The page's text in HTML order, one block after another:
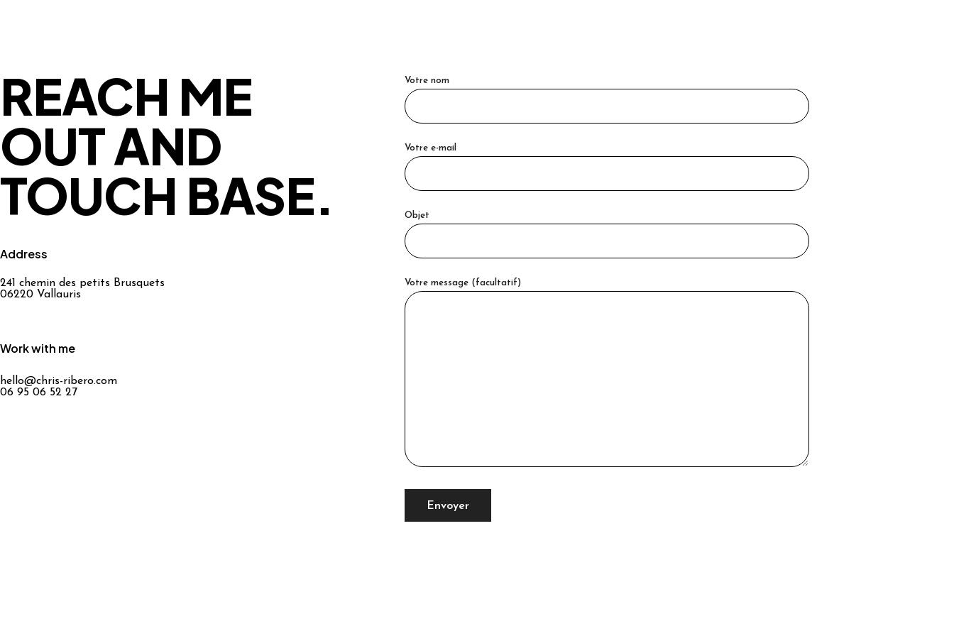
REACH ME
OUT AND
TOUCH BASE.
Address
241 chemin des petits Brusquets
06220 Vallauris
Work with me
hello@chris-ribero.com
06 95 06 52 27
Votre nom
Votre e-mail
Objet
Votre message (facultatif)